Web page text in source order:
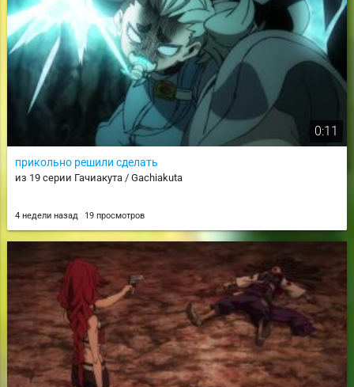
0:11
прикольно решили сделать
из 19 серии Гачиакута / Gachiakuta
4 недели назад 19 просмотров